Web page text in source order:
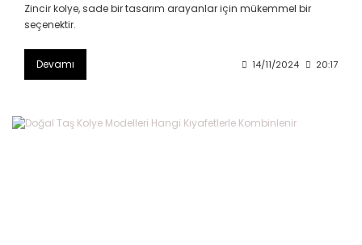
Zincir kolye, sade bir tasarım arayanlar için mükemmel bir
seçenektir.
Devamı 14/11/2024 20:17